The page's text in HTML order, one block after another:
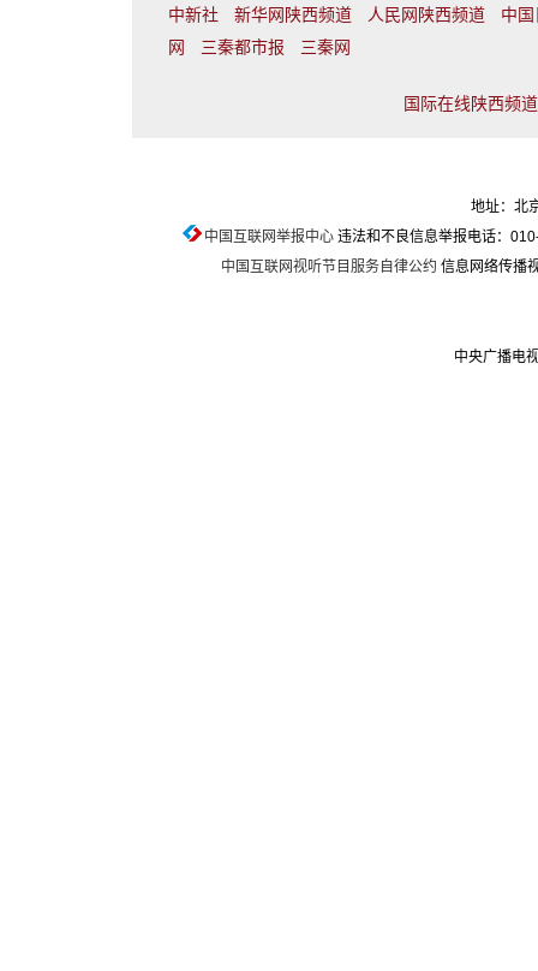
中新社 新华网陕西频道 人民网陕西频道
中
网
三秦都市报 三秦网
国际在线陕西频
地址：北
中国互联网举报中心违法和不良信息举报电话：
中国互联网视听节目服务自律公约 信息网络传播
中央广播电